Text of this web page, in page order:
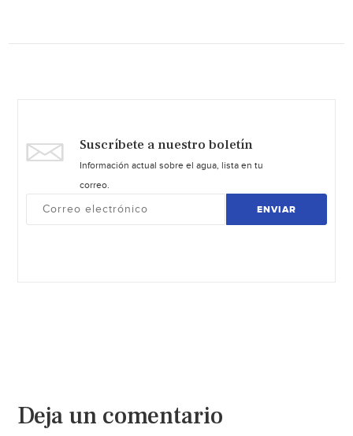
Suscríbete a nuestro boletín
Información actual sobre el agua, lista en tu
correo.
ENVIAR
Deja un comentario